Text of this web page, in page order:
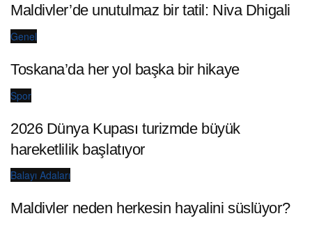
Maldivler’de unutulmaz bir tatil: Niva Dhigali
Genel
Toskana’da her yol başka bir hikaye
Spor
2026 Dünya Kupası turizmde büyük
hareketlilik başlatıyor
Balayı Adaları
Maldivler neden herkesin hayalini süslüyor?